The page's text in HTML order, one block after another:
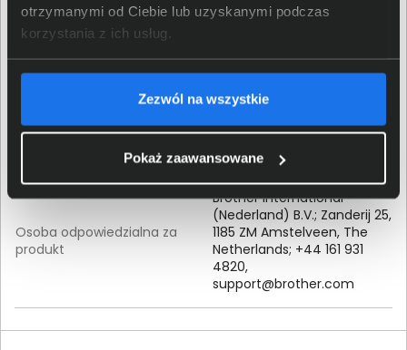
otrzymanymi od Ciebie lub uzyskanymi podczas
korzystania z ich usług.
Zezwól na wszystkie
Pokaż zaawansowane
przepisami
Dane producenta
Naeshiro-cho, Mizuho-ku,
Nagoya, 467-8561, Japan
Osoba odpowiedzialna za
produkt
Brother International
(Nederland) B.V.; Zanderij 25,
1185 ZM Amstelveen, The
Netherlands; +44 161 931
4820,
support@brother.com